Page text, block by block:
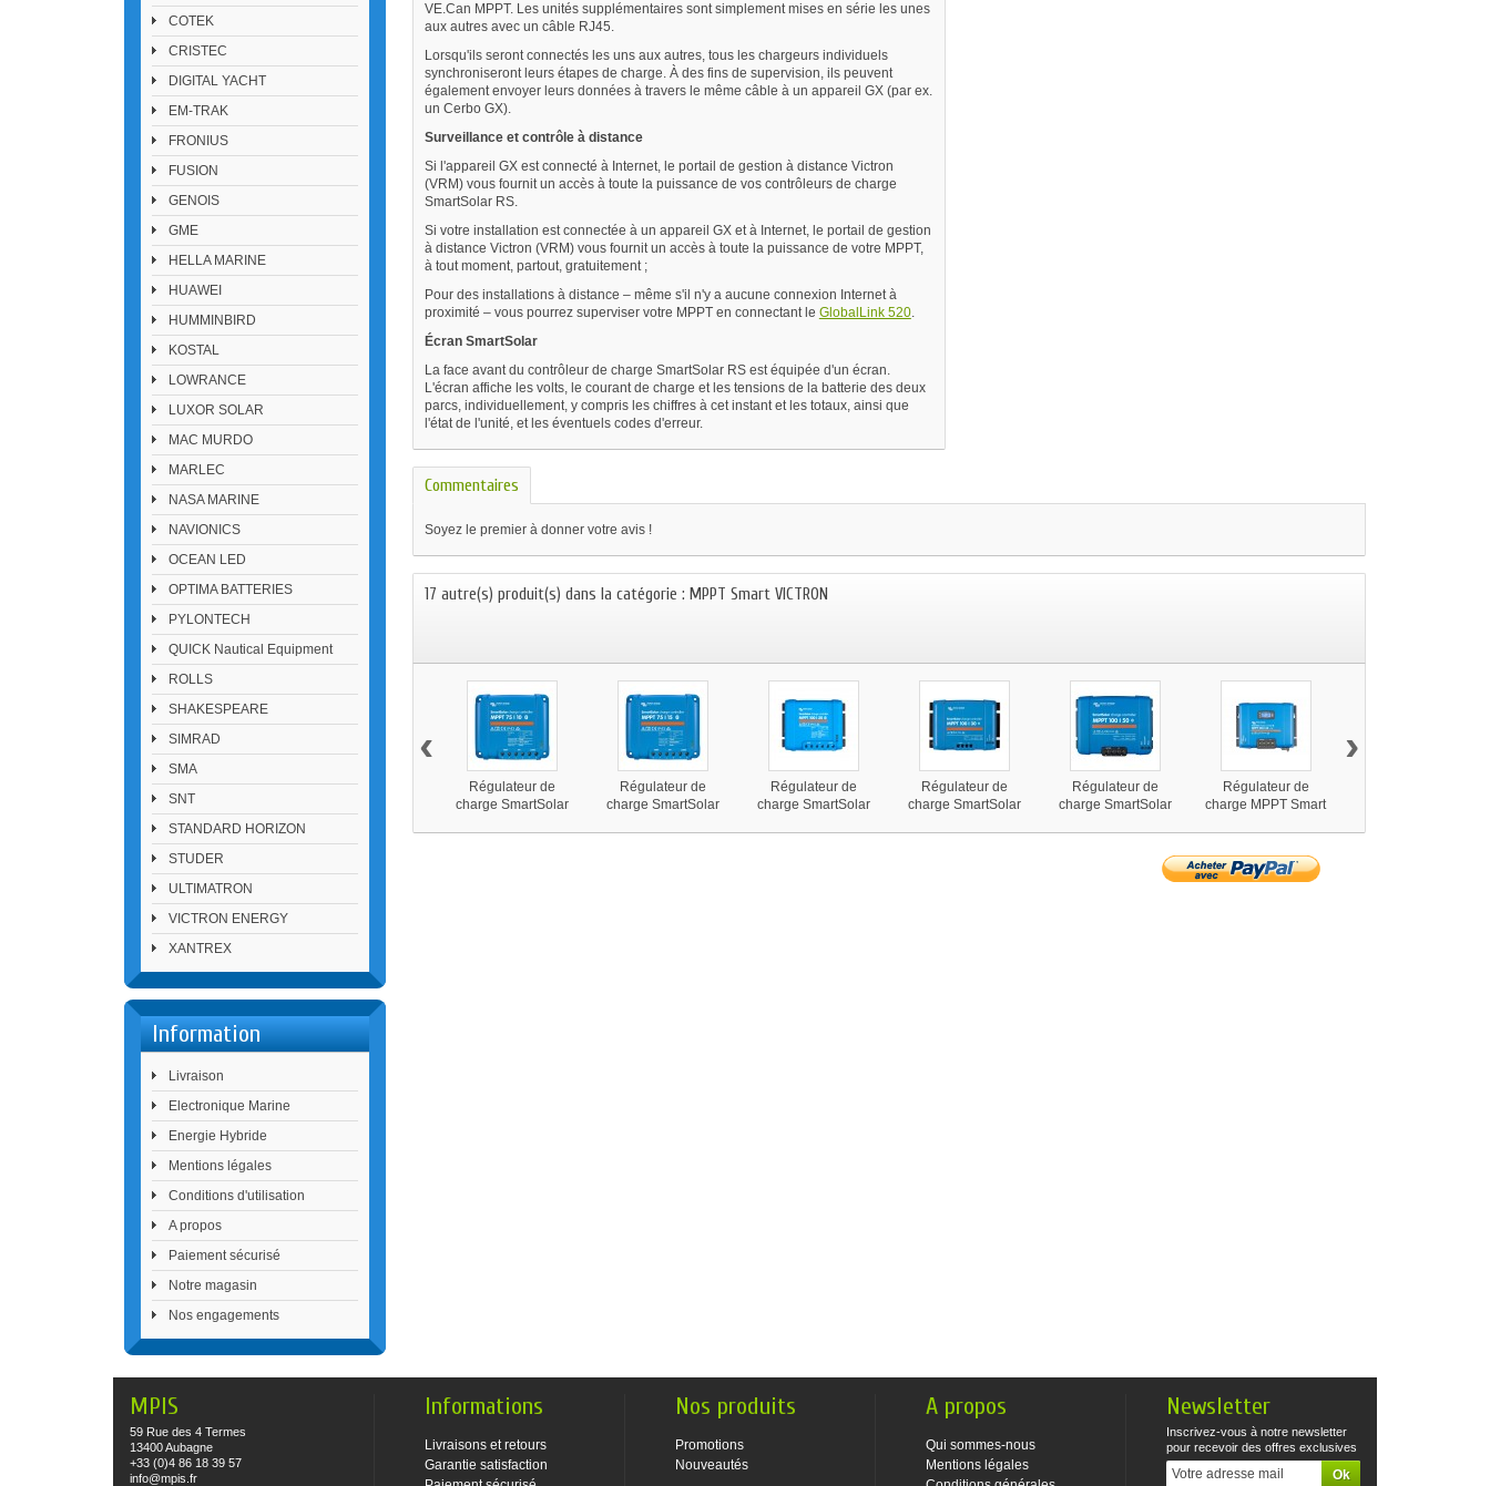
COTEK
CRISTEC
DIGITAL YACHT
EM-TRAK
FRONIUS
FUSION
GENOIS
GME
HELLA MARINE
HUAWEI
HUMMINBIRD
KOSTAL
LOWRANCE
LUXOR SOLAR
MAC MURDO
MARLEC
NASA MARINE
NAVIONICS
OCEAN LED
OPTIMA BATTERIES
PYLONTECH
QUICK Nautical Equipment
ROLLS
SHAKESPEARE
SIMRAD
SMA
SNT
STANDARD HORIZON
STUDER
ULTIMATRON
VICTRON ENERGY
XANTREX
Information
Livraison
Electronique Marine
Energie Hybride
Mentions légales
Conditions d'utilisation
A propos
Paiement sécurisé
Notre magasin
Nos engagements
VE.Can MPPT. Les unités supplémentaires sont simplement mises en série les unes
aux autres avec un câble RJ45.
Lorsqu'ils seront connectés les uns aux autres, tous les chargeurs individuels
synchroniseront leurs étapes de charge. À des fins de supervision, ils peuvent
également envoyer leurs données à travers le même câble à un appareil GX (par ex.
un Cerbo GX).
Surveillance et contrôle à distance
Si l'appareil GX est connecté à Internet, le portail de gestion à distance Victron
(VRM) vous fournit un accès à toute la puissance de vos contrôleurs de charge
SmartSolar RS.
Si votre installation est connectée à un appareil GX et à Internet, le portail de gestion
à distance Victron (VRM) vous fournit un accès à toute la puissance de votre MPPT,
à tout moment, partout, gratuitement ;
Pour des installations à distance – même s'il n'y a aucune connexion Internet à
proximité – vous pourrez superviser votre MPPT en connectant le GlobalLink 520.
Écran SmartSolar
La face avant du contrôleur de charge SmartSolar RS est équipée d'un écran.
L'écran affiche les volts, le courant de charge et les tensions de la batterie des deux
parcs, individuellement, y compris les chiffres à cet instant et les totaux, ainsi que
l'état de l'unité, et les éventuels codes d'erreur.
Commentaires
Soyez le premier à donner votre avis !
17 autre(s) produit(s) dans la catégorie : MPPT Smart VICTRON
Régulateur de
charge SmartSolar
Régulateur de
charge SmartSolar
Régulateur de
charge SmartSolar
Régulateur de
charge SmartSolar
Régulateur de
charge SmartSolar
Régulateur de
charge MPPT Smart
‹ ›
MPIS
59 Rue des 4 Termes
13400 Aubagne
+33 (0)4 86 18 39 57
info@mpis.fr
Informations
Livraisons et retours
Garantie satisfaction
Nos produits
Promotions
Nouveautés
A propos
Qui sommes-nous
Mentions légales
Newsletter
Inscrivez-vous à notre newsletter
pour recevoir des offres exclusives